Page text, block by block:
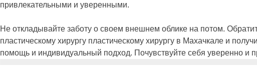
привлекательными и уверенными.
Не откладывайте заботу о своем внешнем облике на потом.
пластическому хирургу пластическому хирургу в Махачкале и
помощь и индивидуальный подход. Почувствуйте себя уверенно и